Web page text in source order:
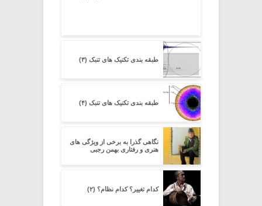
طبقه بندی تکنیک های تنبک (۳)
طبقه بندی تکنیک های تنبک (۴)
نگاهی گذرا به برخی از ویژگی های
هنری و رفتاری بهمن رجبی
کدام تغییر؟ کدام نظام؟ (۲)